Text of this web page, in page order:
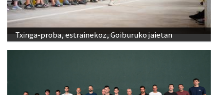
Txinga-proba, estrainekoz, Goiburuko jaietan